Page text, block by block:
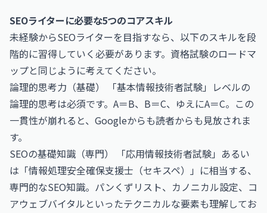
SEOライターに必要な5つのコアスキル
未経験からSEOライターを目指すなら、以下のスキルを段
階的に習得していく必要があります。資格試験のロードマ
ップと同じように考えてください。
論理的思考力（基礎） 「基本情報技術者試験」レベルの
論理的思考は必須です。A＝B、B＝C、ゆえにA＝C。この
一貫性が崩れると、Googleからも読者からも見放されま
す。
SEOの基礎知識（専門） 「応用情報技術者試験」あるい
は「情報処理安全確保支援士（セキスペ）」に相当する、
専門的なSEO知識。パンくずリスト、カノニカル設定、コ
アウェブバイタルといったテクニカルな要素も理解してお